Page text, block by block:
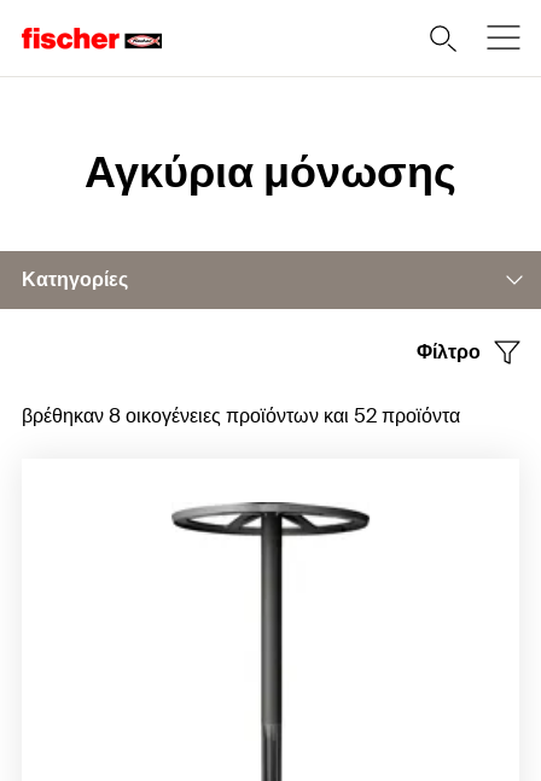
Αγκύρια μόνωσης
Κατηγορίες
Αγκύρια μόνωσης DHM
Φίλτρο
βρέθηκαν 8 οικογένειες προϊόντων και 52 προϊόντα